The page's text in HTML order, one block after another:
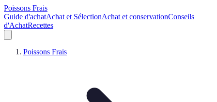
Poissons Frais
Guide d'achatAchat et SélectionAchat et conservationConseils
d'AchatRecettes
Poissons Frais